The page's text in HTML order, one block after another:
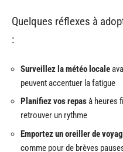
Quelques réflexes à
:
Surveillez la météo locale
peuvent accentuer la fatigue
Planifiez vos repasà heures
retrouver un rythme
Emportez un oreiller de
comme pour de brèves